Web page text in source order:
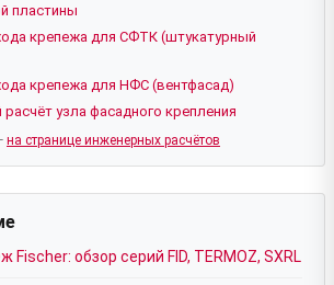
пластины
крепежа для СФТК (штукатурный
крепежа для НФС (вентфасад)
расчёт узла фасадного крепления
на странице инженерных расчётов
обзор серий FID, TERMOZ, SXRL